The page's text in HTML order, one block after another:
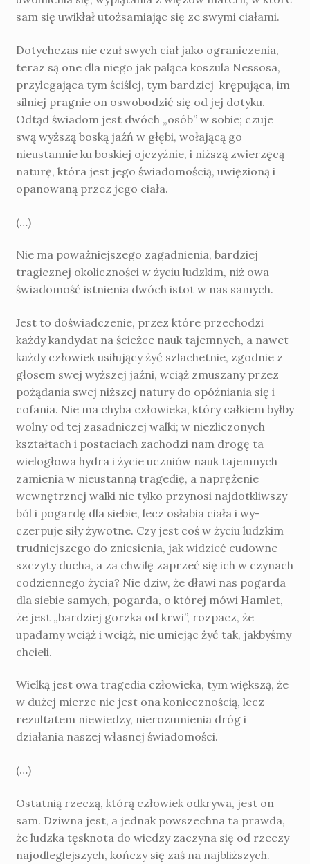
sam się uwikłał utożsamiając się ze swymi ciałami.
Dotychczas nie czuł swych ciał jako ograniczenia,
teraz są one dla niego jak paląca koszula Nessosa,
przylegająca tym ściślej, tym bar­dziej krępująca, im
silniej pragnie on oswobodzić się od jej dotyku.
Odtąd świadom jest dwóch „osób” w sobie; czuje
swą wyższą boską jaźń w głębi, wołającą go
nieustannie ku boskiej ojczyźnie, i niższą zwierzęcą
naturę, która jest jego świadomością, uwięzioną i
opanowaną przez jego ciała.
(…)
Nie ma poważniejszego zagadnienia, bar­dziej
tragicznej okoliczności w życiu ludzkim, niż owa
świadomość istnienia dwóch istot w nas samych.
Jest to doświadczenie, przez które przecho­dzi
każdy kandydat na ścieżce nauk tajemnych, a nawet
każdy człowiek usiłujący żyć szla­chetnie, zgodnie z
głosem swej wyższej jaźni, wciąż zmuszany przez
pożądania swej niższej natury do opóźniania się i
cofania. Nie ma chyba człowieka, który całkiem byłby
wolny od tej zasadniczej walki; w niezliczonych
kształtach i postaciach zachodzi nam drogę ta
wielogłowa hydra i życie uczniów nauk tajemnych
zamie­nia w nieustanną tragedię, a naprężenie
wewnętrznej walki nie tylko przynosi najdotkliwszy
ból i pogardę dla siebie, lecz osłabia ciała i wy­
czerpuje siły żywotne. Czy jest coś w życiu ludzkim
trudniejszego do zniesienia, jak widzieć cudowne
szczyty ducha, a za chwilę zaprzeć się ich w czynach
codziennego życia? Nie dziw, że dławi nas pogarda
dla siebie samych, pogarda, o której mówi Hamlet,
że jest „bardziej gorzka od krwi”, rozpacz, że
upadamy wciąż i wciąż, nie umiejąc żyć tak, jakbyśmy
chcieli.
Wielką jest owa tragedia człowieka, tym większą, że
w dużej mierze nie jest ona ko­niecznością, lecz
rezultatem niewiedzy, nierozumienia dróg i
działania naszej własnej świa­domości.
(…)
Ostatnią rzeczą, którą człowiek odkrywa, jest on
sam. Dziwna jest, a jednak powszech­na ta prawda,
że ludzka tęsknota do wiedzy za­czyna się od rzeczy
najodleglejszych, kończy się zaś na najbliższych.